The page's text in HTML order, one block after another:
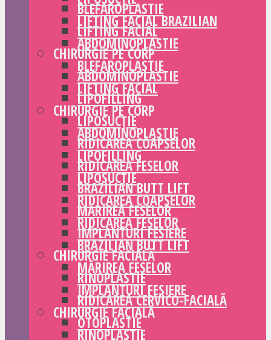
BLEFAROPLASTIE
LIFTING FACIAL
CHIRURGIE PE CORP
ABDOMINOPLASTIE
LIPOFILLING
LIPOSUCȚIE
RIDICAREA COAPSELOR
RIDICAREA FESELOR
BRAZILIAN BUTT LIFT
MĂRIREA FESELOR
IMPLANTURI FESIERE
CHIRURGIE FACIALĂ
RINOPLASTIE
RIDICAREA CERVICO-FACIALĂ
OTOPLASTIE
LIFTING FACIAL BRAZILIAN
ABDOMINOPLASTIE
BLEFAROPLASTIE
LIFTING FACIAL
CHIRURGIE PE CORP
ABDOMINOPLASTIE
LIPOFILLING
LIPOSUCȚIE
RIDICAREA COAPSELOR
RIDICAREA FESELOR
BRAZILIAN BUTT LIFT
MĂRIREA FESELOR
IMPLANTURI FESIERE
CHIRURGIE FACIALĂ
RINOPLASTIE